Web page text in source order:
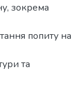
зокрема
попиту на
та